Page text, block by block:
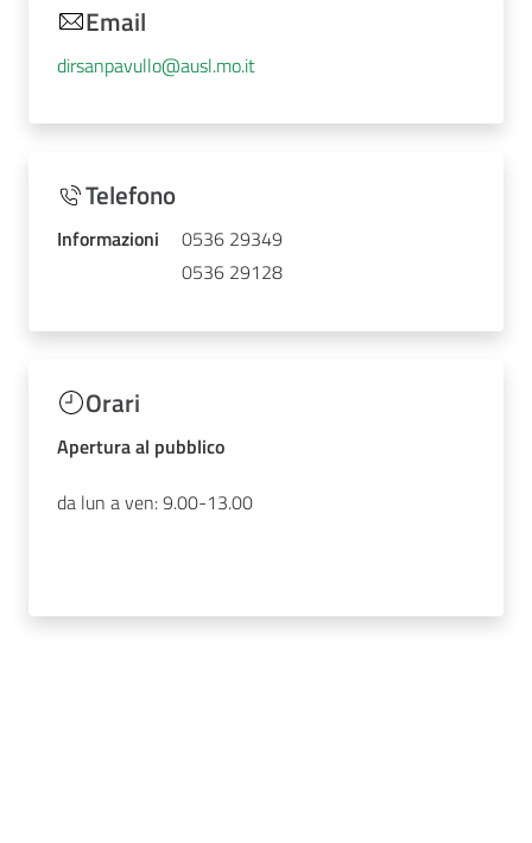
Email
dirsanpavullo@ausl.mo.it
Telefono
Informazioni
0536 29349
0536 29128
Orari
Apertura al pubblico
da lun a ven: 9.00-13.00